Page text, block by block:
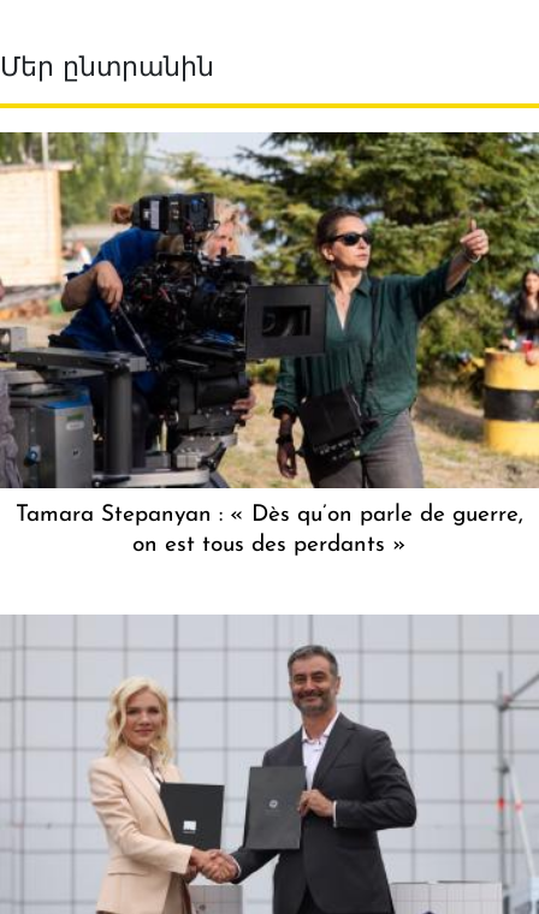
Մեր ընտրանին
Tamara Stepanyan : « Dès qu’on parle de guerre,
on est tous des perdants »